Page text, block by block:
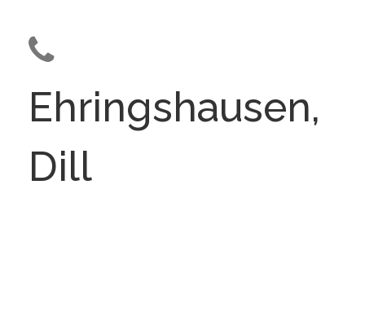
Ehringshausen,
Dill